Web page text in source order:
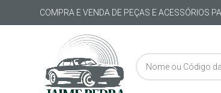
COMPRA E VENDA DE PEÇAS E ACESSÓRIOS